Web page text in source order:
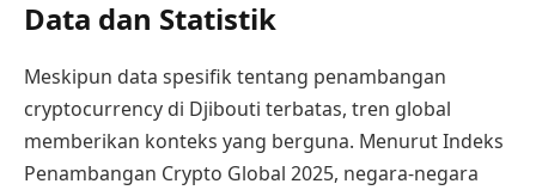
Data dan Statistik
Meskipun data spesifik tentang penambangan
cryptocurrency di Djibouti terbatas, tren global
memberikan konteks yang berguna. Menurut Indeks
Penambangan Crypto Global 2025, negara-negara